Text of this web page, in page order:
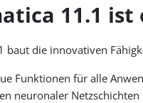
11.1
baut die innovativen
Funktionen für alle
neuronaler